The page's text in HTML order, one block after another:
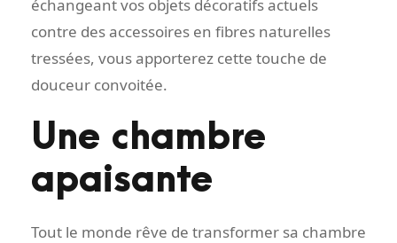
échangeant vos objets décoratifs actuels
contre des accessoires en fibres naturelles
tressées, vous apporterez cette touche de
douceur convoitée.
Une chambre
apaisante
Tout le monde rêve de transformer sa chambre